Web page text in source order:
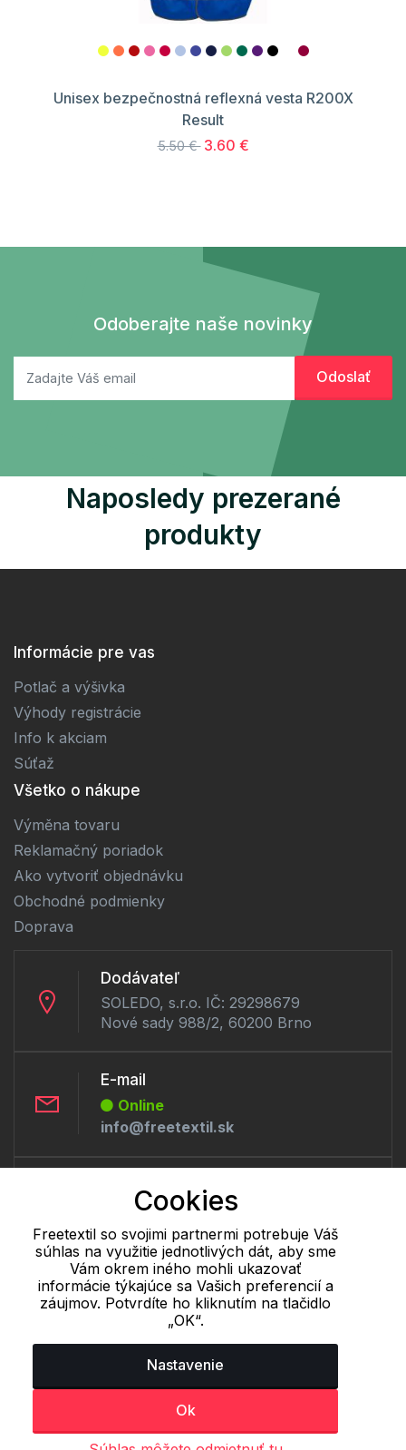
Unisex bezpečnostná reflexná vesta R200X
Result
5.50 € 3.60 €
Odoberajte naše novinky
Naposledy prezerané
produkty
Informácie pre vas
Potlač a výšivka
Výhody registrácie
Info k akciam
Súťaž
Všetko o nákupe
Výměna tovaru
Reklamačný poriadok
Ako vytvoriť objednávku
Obchodné podmienky
Doprava
Dodávateľ
SOLEDO, s.r.o. IČ: 29298679
Nové sady 988/2, 60200 Brno
E-mail
Online
info@freetextil.sk
Offline
+421 277 270 056
Cookie - podrobné nastavenie| Ďalšie informácie|Spracovanie
osobných údajov
Cookies
Freetextil so svojimi partnermi potrebuje Váš
súhlas na využitie jednotlivých dát, aby sme
Vám okrem iného mohli ukazovať
informácie týkajúce sa Vašich preferencií a
záujmov. Potvrdíte ho kliknutím na tlačidlo
„OK“.
Nastavenie
Ok